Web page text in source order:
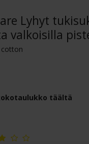
Lyhyt
valkoisilla
täältä